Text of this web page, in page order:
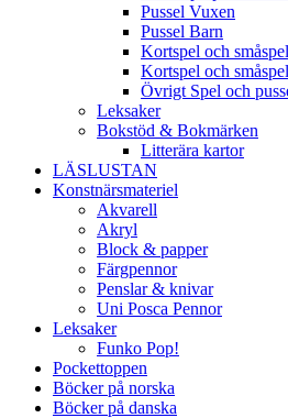
Pussel Vuxen
Pussel Barn
Kortspel och
Kortspel och
Övrigt Spel och
Leksaker
Bokstöd & Bokmärken
Litterära kartor
LÄSLUSTAN
Konstnärsmateriel
Akvarell
Akryl
Block & papper
Färgpennor
Penslar & knivar
Uni Posca Pennor
Leksaker
Funko Pop!
Pockettoppen
Böcker på norska
Böcker på danska